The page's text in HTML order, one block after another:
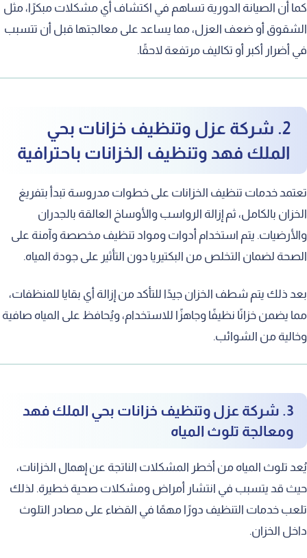
كما أن الصيانة الدورية تساهم في اكتشاف أي مشكلات مبكرًا، مثل
الشقوق أو ضعف العزل، مما يساعد على معالجتها قبل أن تتسبب
في أضرار أكبر أو تكاليف مرتفعة لاحقًا.
2. شركة عزل وتنظيف خزانات بحي
الملك فهد وتنظيف الخزانات باحترافية
تعتمد خدمات تنظيف الخزانات على خطوات مدروسة تبدأ بتفريغ
الخزان بالكامل، ثم إزالة الرواسب والأوساخ العالقة بالجدران
والأرضيات. يتم استخدام أدوات ومواد تنظيف مخصصة وآمنة على
الصحة لضمان التخلص من البكتيريا دون التأثير على جودة المياه.
بعد ذلك يتم شطف الخزان جيدًا للتأكد من إزالة أي بقايا للمنظفات،
مما يضمن خزانًا نظيفًا وجاهزًا للاستخدام، ويُحافظ على المياه صافية
وخالية من الشوائب.
3. شركة عزل وتنظيف خزانات بحي الملك فهد
ومعالجة تلوث المياه
يُعد تلوث المياه من أخطر المشكلات الناتجة عن إهمال الخزانات،
حيث قد يتسبب في انتشار أمراض ومشكلات صحية خطيرة. لذلك
تلعب خدمات التنظيف دورًا مهمًا في القضاء على مصادر التلوث
داخل الخزان.